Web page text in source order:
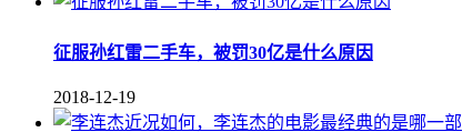
征服孙红雷二手车，被罚30亿是什么原因
2018-12-19